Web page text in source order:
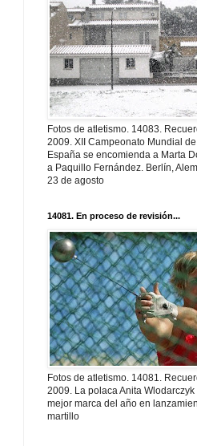
Fotos de atletismo. 14083.
2009. XII Campeonato Mundial
España se encomienda a Marta
a Paquillo Fernández. Berlín,
23 de agosto
14081. En proceso de revisión...
Fotos de atletismo. 14081.
2009. La polaca Anita
mejor marca del año en
martillo